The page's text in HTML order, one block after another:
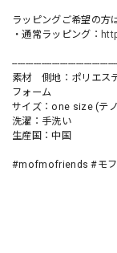
ラッピングご希望の方
・通常ラッピング：
素材 側地：ポリエス
フォーム
サイズ：one size (テ
洗濯：手洗い
生産国：中国
#mofmofriends #モフ